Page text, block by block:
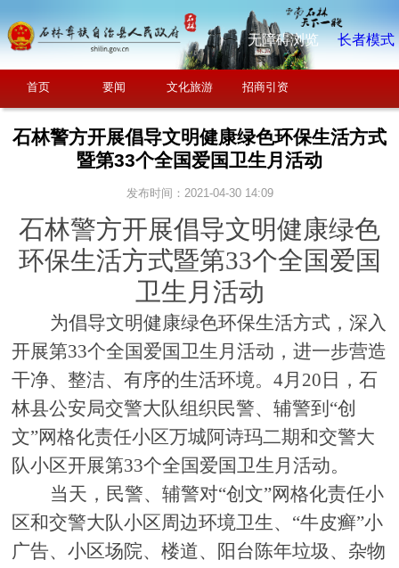
无障碍浏览 长者模式
首页 要闻 文化旅游 招商引资
石林警方开展倡导文明健康绿色环保生活方式
暨第33个全国爱国卫生月活动
发布时间：2021-04-30 14:09
石林警方开展倡导文明健康绿色
环保生活方式暨第33个全国爱国
卫生月活动
为倡导文明健康绿色环保生活方式，深入
开展第33个全国爱国卫生月活动，进一步营造
干净、整洁、有序的生活环境。4月20日，石
林县公安局交警大队组织民警、辅警到“创
文”网格化责任小区万城阿诗玛二期和交警大
队小区开展第33个全国爱国卫生月活动。
当天，民警、辅警对“创文”网格化责任小
区和交警大队小区周边环境卫生、“牛皮癣”小
广告、小区场院、楼道、阳台陈年垃圾、杂物